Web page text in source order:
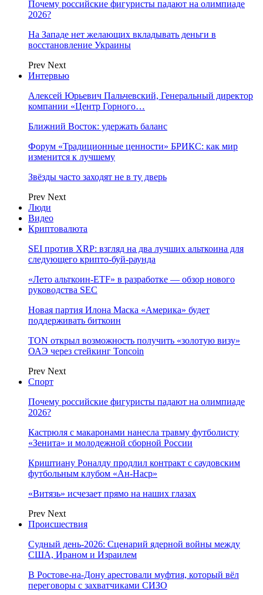
Почему российские фигуристы падают на олимпиаде
2026?
На Западе нет желающих вкладывать деньги в
восстановление Украины
Prev Next
Интервью
Алексей Юрьевич Пальчевский, Генеральный директор
компании «Центр Горного…
Ближний Восток: удержать баланс
Форум «Традиционные ценности» БРИКС: как мир
изменится к лучшему
Звёзды часто заходят не в ту дверь
Prev Next
Люди
Видео
Криптовалюта
SEI против XRP: взгляд на два лучших альткоина для
следующего крипто-буй-раунда
«Лето альткоин-ETF» в разработке — обзор нового
руководства SEC
Новая партия Илона Маска «Америка» будет
поддерживать биткоин
TON открыл возможность получить «золотую визу»
ОАЭ через стейкинг Toncoin
Prev Next
Спорт
Почему российские фигуристы падают на олимпиаде
2026?
Кастрюля с макаронами нанесла травму футболисту
«Зенита» и молодежной сборной России
Криштиану Роналду продлил контракт с саудовским
футбольным клубом «Ан-Наср»
«Витязь» исчезает прямо на наших глазах
Prev Next
Происшествия
Судный день-2026: Сценарий ядерной войны между
США, Ираном и Израилем
В Ростове-на-Дону арестовали муфтия, который вёл
переговоры с захватчиками СИЗО